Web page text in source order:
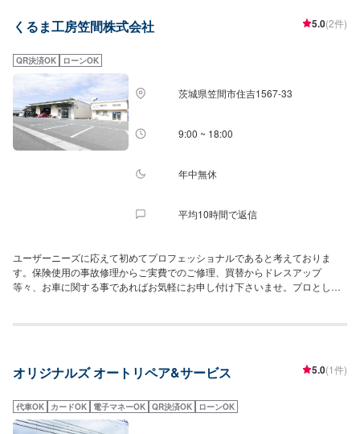
ていきたいと考えています。
くるま工房笠間株式会社 5.0(2件)
QR決済OK ローンOK
茨城県笠間市住吉1567-33
9:00 ~ 18:00
年中無休
平均10時間で返信
ユーザーニーズに応えて初めてプロフェッショナルであると考えておりま
す。保険使用の事故修理からご実費でのご修理、買替からドレスアップ
等々、お車に関する事であればお気軽にお申し付け下さいませ。プロとして
オリジナルズ オートリペア&サービス 5.0(1件)
代車OK カードOK 電子マネーOK QR決済OK ローンOK